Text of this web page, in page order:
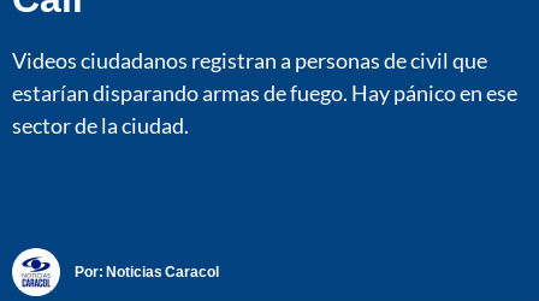
Videos ciudadanos registran a personas de civil que
estarían disparando armas de fuego. Hay pánico en ese
sector de la ciudad.
Por: Noticias Caracol